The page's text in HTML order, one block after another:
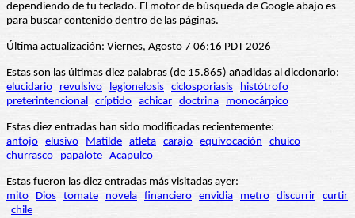
dependiendo de tu teclado. El motor de búsqueda de Google abajo es
para buscar contenido dentro de las páginas.
Última actualización: Viernes, Agosto 7 06:16 PDT 2026
Estas son las últimas diez palabras (de 15.865) añadidas al diccionario:
elucidario
revulsivo legionelosis ciclosporiasis
histótrofo
preterintencional críptido achicar doctrina monocárpico
Estas diez entradas han sido modificadas recientemente:
antojo elusivo Matilde atleta carajo equivocación
chuico
churrasco
papalote Acapulco
Estas fueron las diez entradas más visitadas ayer:
mito
Dios tomate novela financiero envidia metro discurrir curtir
chile